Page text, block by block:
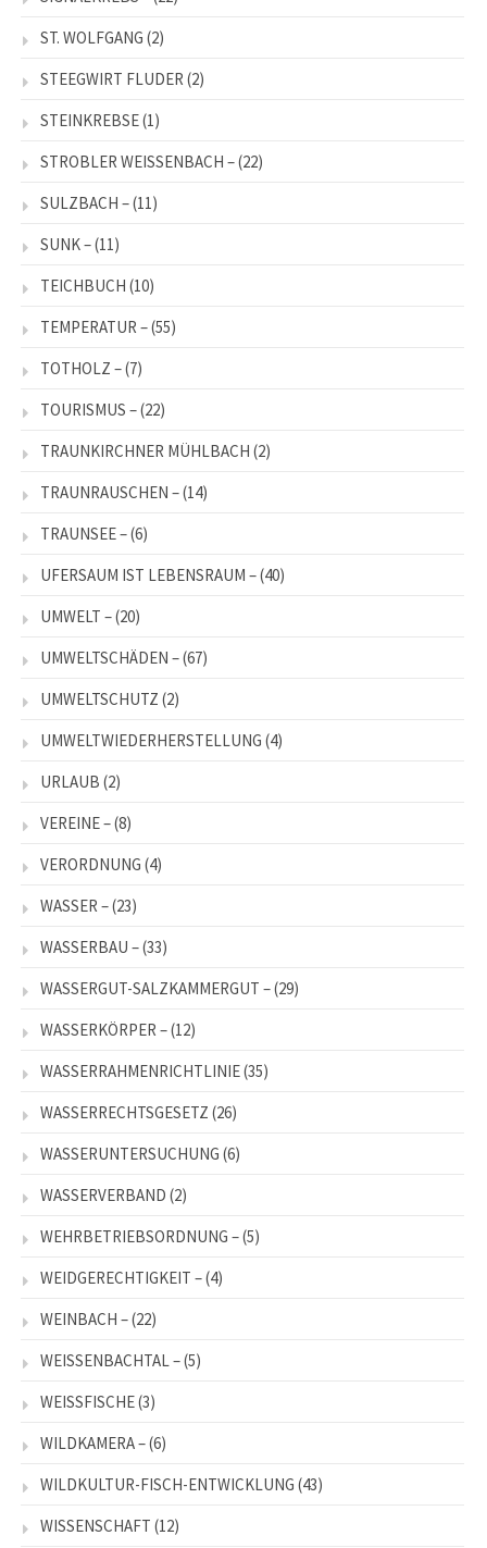
ST. WOLFGANG (2)
STEEGWIRT FLUDER (2)
STEINKREBSE(1)
STROBLER WEISSENBACH –(22)
SULZBACH –(11)
SUNK –(11)
TEICHBUCH (10)
TEMPERATUR –(55)
TOTHOLZ –(7)
TOURISMUS –(22)
TRAUNKIRCHNER MÜHLBACH (2)
TRAUNRAUSCHEN –(14)
TRAUNSEE –(6)
UFERSAUM IST LEBENSRAUM –(40)
UMWELT –(20)
UMWELTSCHÄDEN –(67)
UMWELTSCHUTZ (2)
UMWELTWIEDERHERSTELLUNG (4)
URLAUB (2)
VEREINE –(8)
VERORDNUNG (4)
WASSER –(23)
WASSERBAU –(33)
WASSERGUT-SALZKAMMERGUT –(29)
WASSERKÖRPER –(12)
WASSERRAHMENRICHTLINIE(35)
WASSERRECHTSGESETZ (26)
WASSERUNTERSUCHUNG (6)
WASSERVERBAND (2)
WEHRBETRIEBSORDNUNG –(5)
WEIDGERECHTIGKEIT –(4)
WEINBACH –(22)
WEISSENBACHTAL –(5)
WEISSFISCHE(3)
WILDKAMERA –(6)
WILDKULTUR-FISCH-ENTWICKLUNG (43)
WISSENSCHAFT (12)